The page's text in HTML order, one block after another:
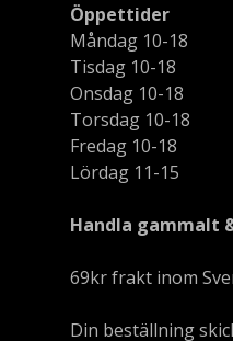
Öppettider
Måndag 10-18
Tisdag 10-18
Onsdag 10-18
Torsdag 10-18
Fredag 10-18
Lördag 11-15
Handla gammalt
69kr frakt inom
Din beställning